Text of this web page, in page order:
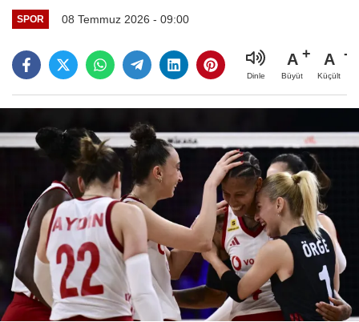
SPOR 08 Temmuz 2026 - 09:00
Dinle
A
Büyüt
A
Küçült